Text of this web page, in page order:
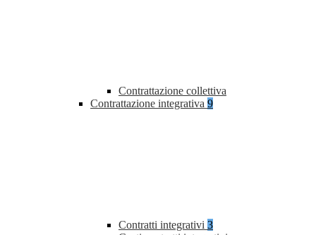
Contrattazione collettiva
Contrattazione integrativa 9
Contratti integrativi 3